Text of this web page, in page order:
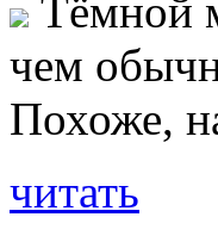
Тёмной
чем
Похоже,
читать